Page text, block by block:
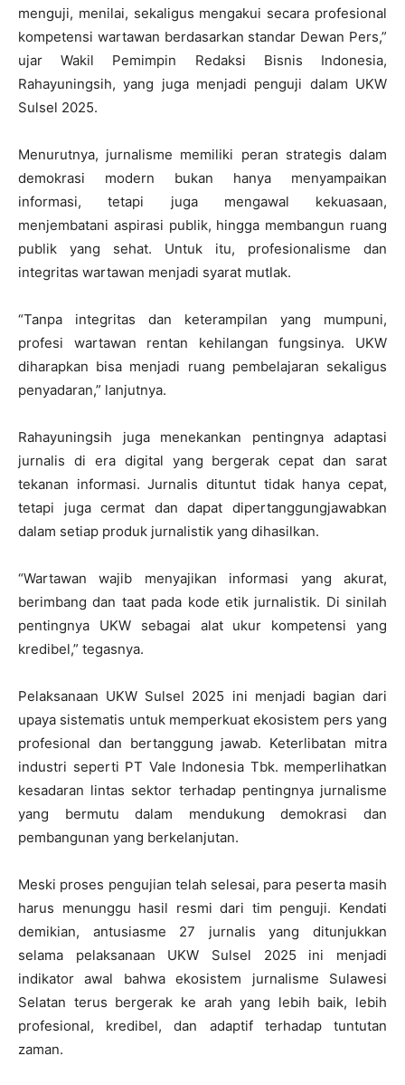
menguji, menilai, sekaligus mengakui secara profesional
kompetensi wartawan berdasarkan standar Dewan Pers,”
ujar Wakil Pemimpin Redaksi Bisnis Indonesia,
Rahayuningsih, yang juga menjadi penguji dalam UKW
Sulsel 2025.
Menurutnya, jurnalisme memiliki peran strategis dalam
demokrasi modern bukan hanya menyampaikan
informasi, tetapi juga mengawal kekuasaan,
menjembatani aspirasi publik, hingga membangun ruang
publik yang sehat. Untuk itu, profesionalisme dan
integritas wartawan menjadi syarat mutlak.
“Tanpa integritas dan keterampilan yang mumpuni,
profesi wartawan rentan kehilangan fungsinya. UKW
diharapkan bisa menjadi ruang pembelajaran sekaligus
penyadaran,” lanjutnya.
Rahayuningsih juga menekankan pentingnya adaptasi
jurnalis di era digital yang bergerak cepat dan sarat
tekanan informasi. Jurnalis dituntut tidak hanya cepat,
tetapi juga cermat dan dapat dipertanggungjawabkan
dalam setiap produk jurnalistik yang dihasilkan.
“Wartawan wajib menyajikan informasi yang akurat,
berimbang dan taat pada kode etik jurnalistik. Di sinilah
pentingnya UKW sebagai alat ukur kompetensi yang
kredibel,” tegasnya.
Pelaksanaan UKW Sulsel 2025 ini menjadi bagian dari
upaya sistematis untuk memperkuat ekosistem pers yang
profesional dan bertanggung jawab. Keterlibatan mitra
industri seperti PT Vale Indonesia Tbk. memperlihatkan
kesadaran lintas sektor terhadap pentingnya jurnalisme
yang bermutu dalam mendukung demokrasi dan
pembangunan yang berkelanjutan.
Meski proses pengujian telah selesai, para peserta masih
harus menunggu hasil resmi dari tim penguji. Kendati
demikian, antusiasme 27 jurnalis yang ditunjukkan
selama pelaksanaan UKW Sulsel 2025 ini menjadi
indikator awal bahwa ekosistem jurnalisme Sulawesi
Selatan terus bergerak ke arah yang lebih baik, lebih
profesional, kredibel, dan adaptif terhadap tuntutan
zaman.